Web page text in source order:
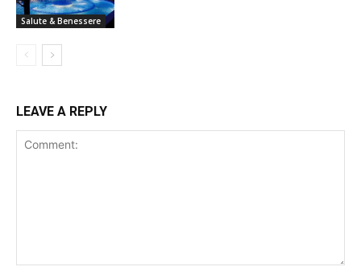
Salute & Benessere
LEAVE A REPLY